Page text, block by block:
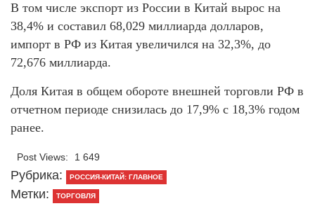
В том числе экспорт из России в Китай вырос на
38,4% и составил 68,029 миллиарда долларов,
импорт в РФ из Китая увеличился на 32,3%, до
72,676 миллиарда.
Доля Китая в общем обороте внешней торговли РФ в
отчетном периоде снизилась до 17,9% с 18,3% годом
ранее.
Post Views: 1 649
Рубрика: РОССИЯ-КИТАЙ: ГЛАВНОЕ
Метки: ТОРГОВЛЯ